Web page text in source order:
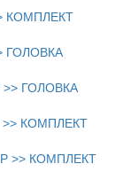
КОМПЛЕКТ
ГОЛОВКА
>> ГОЛОВКА
>> КОМПЛЕКТ
>> КОМПЛЕКТ